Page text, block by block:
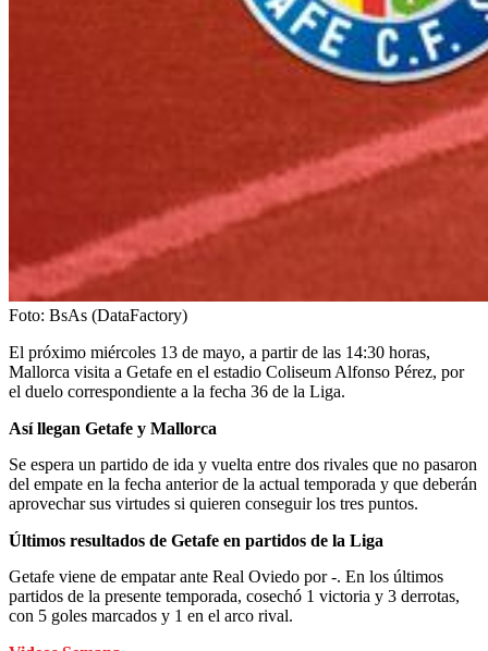
Foto: BsAs (DataFactory)
El próximo miércoles 13 de mayo, a partir de las 14:30 horas,
Mallorca visita a Getafe en el estadio Coliseum Alfonso Pérez, por
el duelo correspondiente a la fecha 36 de la Liga.
Así llegan Getafe y Mallorca
Se espera un partido de ida y vuelta entre dos rivales que no pasaron
del empate en la fecha anterior de la actual temporada y que deberán
aprovechar sus virtudes si quieren conseguir los tres puntos.
Últimos resultados de Getafe en partidos de la Liga
Getafe viene de empatar ante Real Oviedo por -. En los últimos
partidos de la presente temporada, cosechó 1 victoria y 3 derrotas,
con 5 goles marcados y 1 en el arco rival.